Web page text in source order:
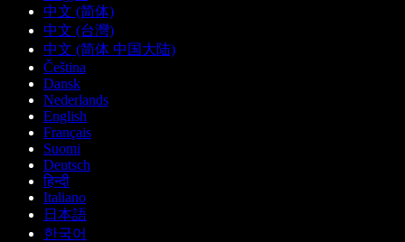
中文 (简体)
中文 (台灣)
中文 (简体 中国大陆)
Čeština
Dansk
Nederlands
English
Français
Suomi
Deutsch
हिन्दी
Italiano
日本語
한국어